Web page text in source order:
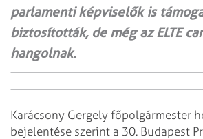
parlamenti képviselők is
biztosították, de még az ELTE
hangolnak.
Karácsony Gergely főpolgármester
bejelentése szerint a 30. Budapest